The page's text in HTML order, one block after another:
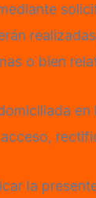
o bien
la